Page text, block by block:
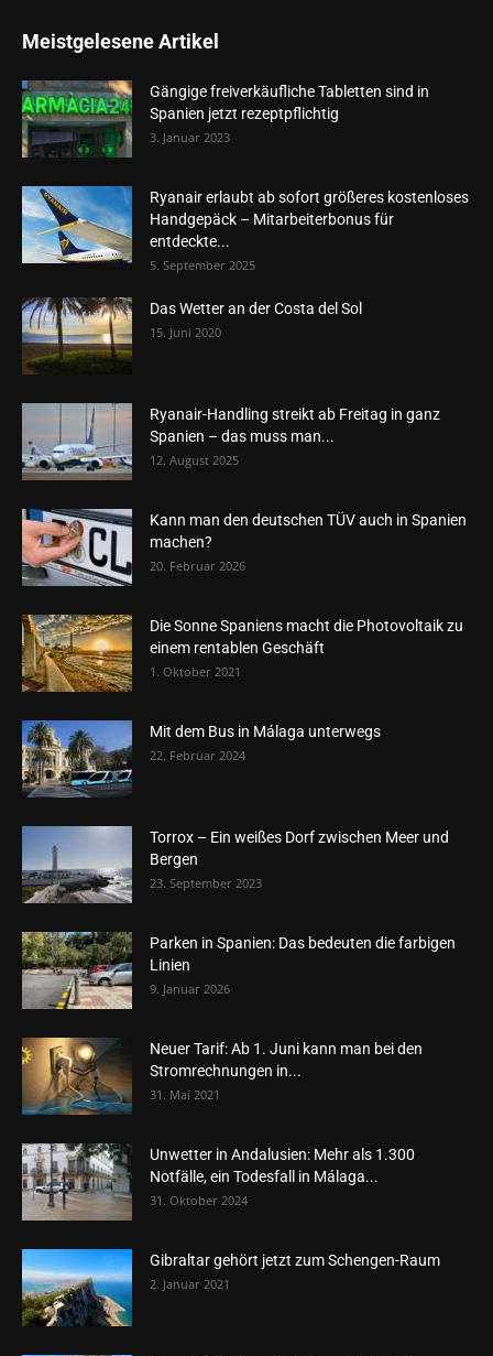
Meistgelesene Artikel
Gängige freiverkäufliche Tabletten sind in
Spanien jetzt rezeptpflichtig
3. Januar 2023
Ryanair erlaubt ab sofort größeres kostenloses
Handgepäck – Mitarbeiterbonus für
entdeckte...
5. September 2025
Das Wetter an der Costa del Sol
15. Juni 2020
Ryanair-Handling streikt ab Freitag in ganz
Spanien – das muss man...
12. August 2025
Kann man den deutschen TÜV auch in Spanien
machen?
20. Februar 2026
Die Sonne Spaniens macht die Photovoltaik zu
einem rentablen Geschäft
1. Oktober 2021
Mit dem Bus in Málaga unterwegs
22. Februar 2024
Torrox – Ein weißes Dorf zwischen Meer und
Bergen
23. September 2023
Parken in Spanien: Das bedeuten die farbigen
Linien
9. Januar 2026
Neuer Tarif: Ab 1. Juni kann man bei den
Stromrechnungen in...
31. Mai 2021
Unwetter in Andalusien: Mehr als 1.300
Notfälle, ein Todesfall in Málaga...
31. Oktober 2024
Gibraltar gehört jetzt zum Schengen-Raum
2. Januar 2021